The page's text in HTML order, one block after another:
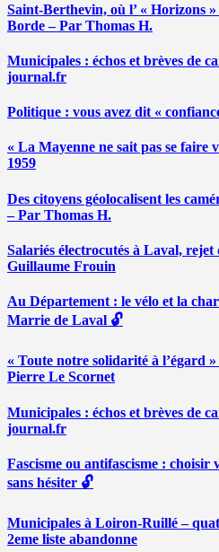
Saint-Berthevin, où l’ « Horizons
Borde – Par Thomas H.
Municipales : échos et brèves de
journal.fr
Politique : vous avez dit «
« La Mayenne ne sait pas se faire
1959
Des citoyens géolocalisent les
– Par Thomas H.
Salariés électrocutés à Laval,
Guillaume Frouin
Au Département : le vélo et la
Marrie de Laval 🔓
« Toute notre solidarité à l’égard
Pierre Le Scornet
Municipales : échos et brèves de
journal.fr
Fascisme ou antifascisme : choisir
sans hésiter 🔓
Municipales à Loiron-Ruillé –
2eme liste abandonne